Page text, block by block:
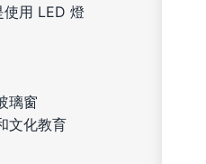
用 LED 燈
璃窗
文化教育